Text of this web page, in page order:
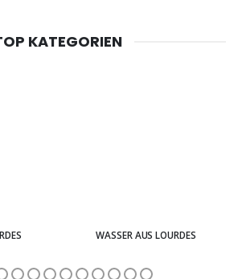
KATEGORIEN
WASSER AUS LOURDES